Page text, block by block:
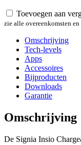
Toevoegen aan
zie alle overeenkomsten en
Omschrijving
Tech-levels
Apps
Accessoires
Bijproducten
Downloads
Garantie
Omschrijving
De Signia Insio